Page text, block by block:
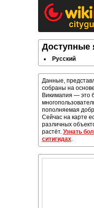
Доступные
Русский
Данные,
собраны на
Викимапия — это
пополняемая
Сейчас на карте
различных
растёт. Узнать
ситигидах.